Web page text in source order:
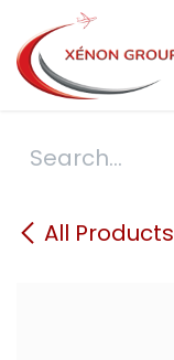
Skip to Content
All Products